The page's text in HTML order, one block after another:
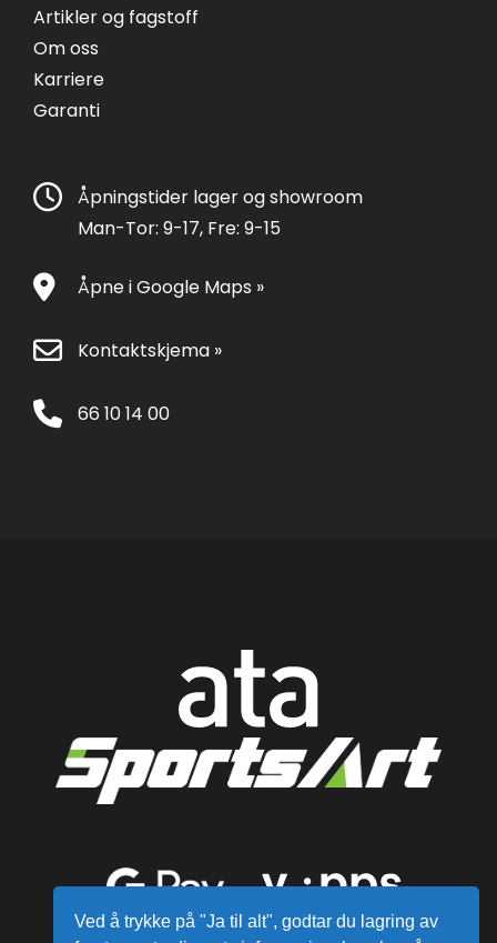
Artikler og fagstoff
Om oss
Karriere
Garanti
Åpningstider lager og showroom
Man-Tor: 9-17, Fre: 9-15
Åpne i Google Maps »
Kontaktskjema »
66 10 14 00
Ved å trykke på "Ja til alt", godtar du lagring av